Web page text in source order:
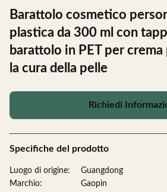
Barattolo cosmetico
plastica da 300 ml con
barattolo in PET per
la cura della pelle
Richiedi
Specifiche del prodotto
Luogo di origine:
Guangdong
Marchio:
Gaopin